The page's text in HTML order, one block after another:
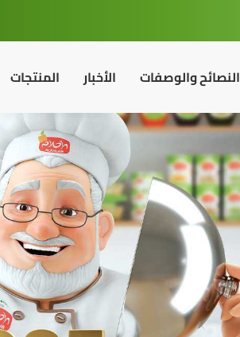
المنتجات الأخبار النصائح والوصفات